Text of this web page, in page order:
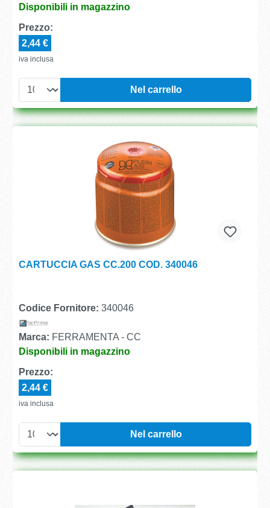
Disponibili in magazzino
Prezzo:
2,44 €
iva inclusa
Nel carrello
CARTUCCIA GAS CC.200 COD. 340046
Codice Fornitore: 340046
Marca: FERRAMENTA - CC
Disponibili in magazzino
Prezzo:
2,44 €
iva inclusa
Nel carrello